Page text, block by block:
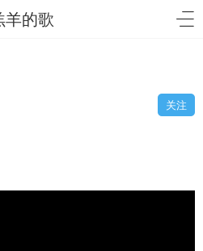
羊的歌
关注